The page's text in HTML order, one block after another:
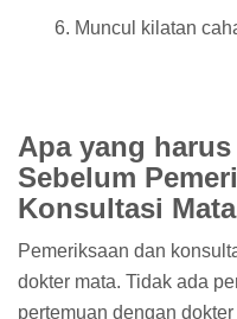
Muncul kilatan
Apa yang
Sebelum
Konsultasi
Pemeriksaan dan
dokter mata. Tidak ada
pertemuan dengan